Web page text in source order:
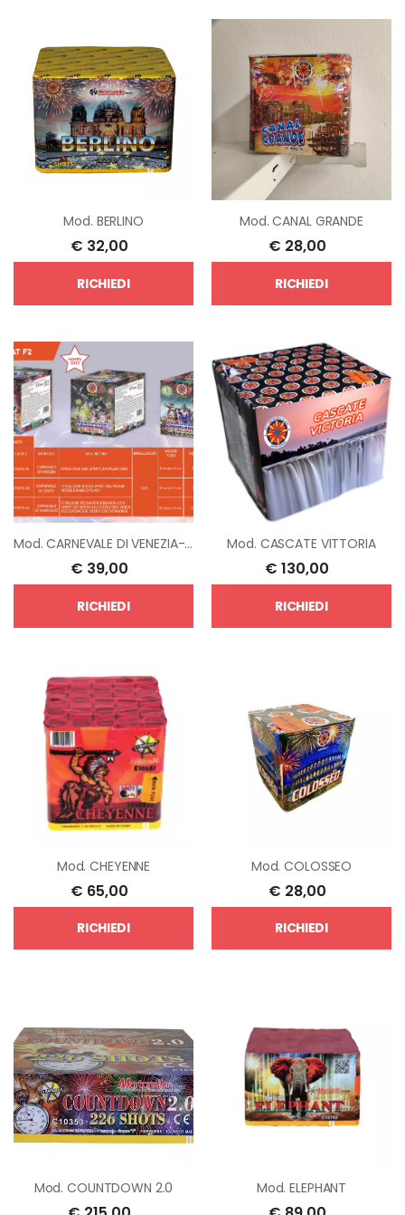
Mod. BERLINO
€ 32,00
RICHIEDI
Mod.CANAL GRANDE
€ 28,00
RICHIEDI
Mod.CARNEVALE DI VENEZIA- CENTO- VIAREGGIO
€ 39,00
RICHIEDI
Mod. CASCATE VITTORIA
€ 130,00
RICHIEDI
Mod.CHEYENNE
€ 65,00
RICHIEDI
Mod.COLOSSEO
€ 28,00
RICHIEDI
Mod.COUNTDOWN 2.0 Mod.ELEPHANT